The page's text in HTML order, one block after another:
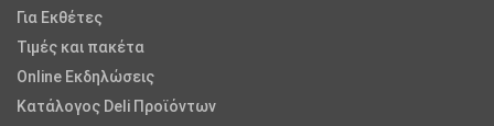
Για Εκθέτες
Τιμές και πακέτα
Online Εκδηλώσεις
Κατάλογος Deli Προϊόντων